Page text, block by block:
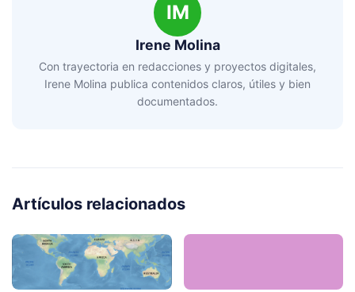
IM
Irene Molina
Con trayectoria en redacciones y proyectos digitales,
Irene Molina publica contenidos claros, útiles y bien
documentados.
Artículos relacionados